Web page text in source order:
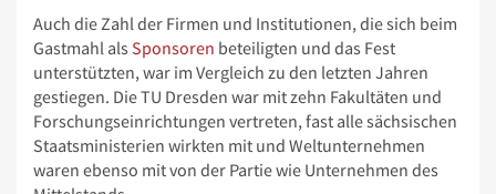
Auch die Zahl der Firmen und Institutionen, die sich beim
Gastmahl als Sponsoren beteiligten und das Fest
unterstützten, war im Vergleich zu den letzten Jahren
gestiegen. Die TU Dresden war mit zehn Fakultäten und
Forschungseinrichtungen vertreten, fast alle sächsischen
Staatsministerien wirkten mit und Weltunternehmen
waren ebenso mit von der Partie wie Unternehmen des